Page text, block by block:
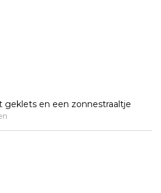
geklets en een zonnestraaltje